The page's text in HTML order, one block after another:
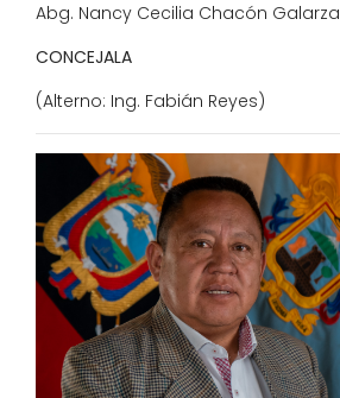
Abg. Nancy Cecilia Chacón Galarza
CONCEJALA
(Alterno: Ing. Fabián Reyes)